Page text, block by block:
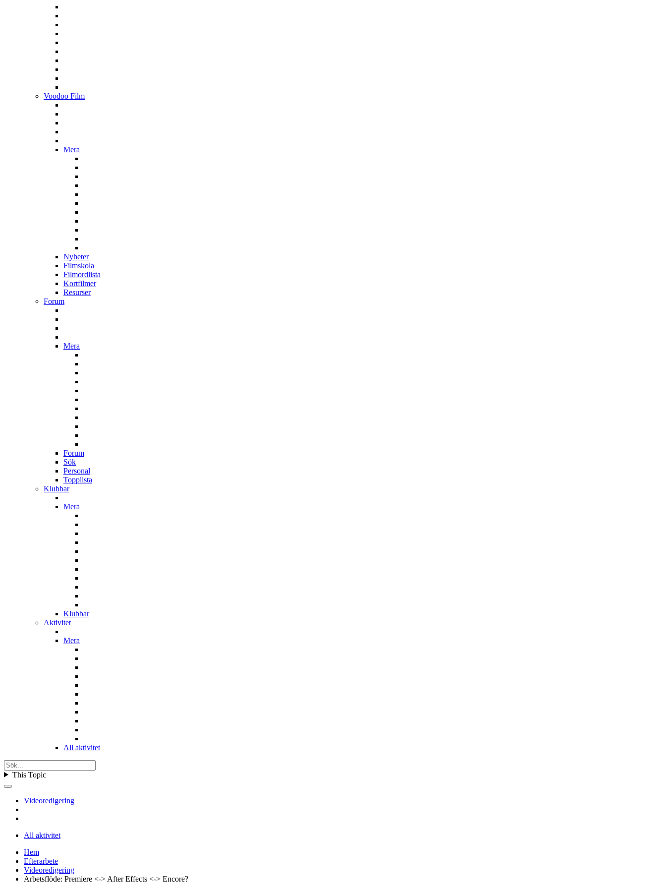
Voodoo Film
Mera
Nyheter
Filmskola
Filmordlista
Kortfilmer
Resurser
Forum
Mera
Forum
Sök
Personal
Topplista
Klubbar
Mera
Klubbar
Aktivitet
Mera
All aktivitet
This Topic
Videoredigering
All aktivitet
Hem
Efterarbete
Videoredigering
Arbetsflöde: Premiere <-> After Effects <-> Encore?